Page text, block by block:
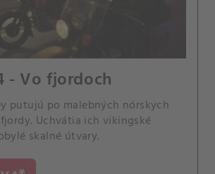
- Vo fjordoch
putujú po malebných nórskych
Uchvátia ich vikingské
skalné útvary.